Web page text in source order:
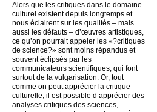
Alors que les critiques dans le domaine
culturel existent depuis longtemps et
nous éclairent sur les qualités – mais
aussi les défauts – d’œuvres artistiques,
ce qu’on pourrait appeler les «?critiques
de science?» sont moins répandus et
souvent éclipsés par les
communicateurs scientifiques, qui font
surtout de la vulgarisation. Or, tout
comme on peut apprécier la critique
culturelle, il est possible d’apprécier des
analyses critiques des sciences,